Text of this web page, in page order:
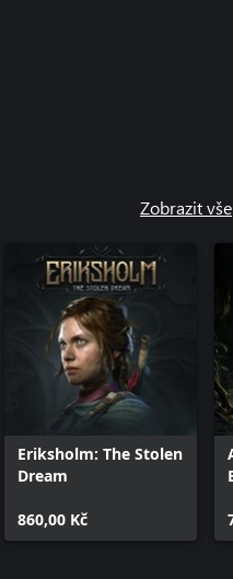
Zobrazit vše
Eriksholm: The Stolen
Dream
860,00 Kč